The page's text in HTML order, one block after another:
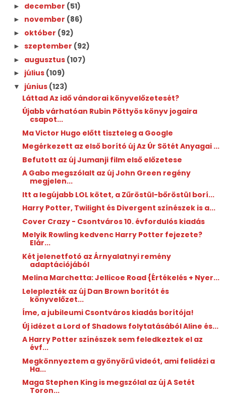
► december (51)
► november (86)
► október (92)
► szeptember (92)
► augusztus (107)
► július (109)
▼ június (123)
Láttad Az idő vándorai könyvelőzetesét?
Újabb várhatóan Rubin Pöttyös könyv jogaira
csapot...
Ma Victor Hugo előtt tiszteleg a Google
Megérkezett az első borító új Az Úr Sötét Anyagai ...
Befutott az új Jumanji film első előzetese
A Gabo megszólalt az új John Green regény
megjelen...
Itt a legújabb LOL kötet, a Zűröstül-bőröstül borí...
Harry Potter, Twilight és Divergent színészek is a...
Cover Crazy - Csontváros 10. évfordulós kiadás
Melyik Rowling kedvenc Harry Potter fejezete?
Elár...
Két jelenetfotó az Árnyalatnyi remény
adaptációjából
Melina Marchetta: Jellicoe ​Road {Értékelés + Nyer...
Leleplezték az új Dan Brown borítót és
könyvelőzet...
Íme, a jubileumi Csontváros kiadás borítója!
Új idézet a Lord of Shadows folytatásából Aline és...
A Harry Potter színészek sem feledkeztek el az
évf...
Megkönnyeztem a gyönyörű videót, ami felidézi a
Ha...
Maga Stephen King is megszólal az új A Setét
Toron...